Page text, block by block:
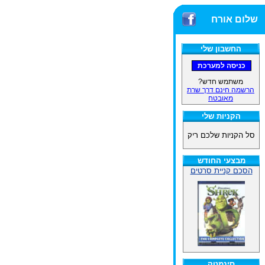
שלום אורח
החשבון שלי
משתמש חדש?
הרשמה חינם דרך שרת
מאובטח
הקניות שלי
סל הקניות שלכם ריק
מבצעי החודש
הסכם קניית סרטים